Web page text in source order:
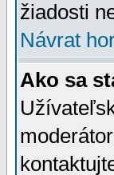
žiadosti
Návrat
Ako sa